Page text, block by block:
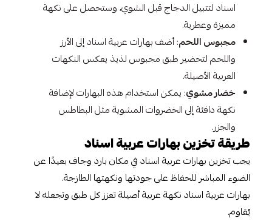
اسناد لتتبيل الدجاج قبل الشوي، وستحصل على نكهة
مميزة وعطرية.
مجبوس اللحم: أضف بهارات عربية اسناد إلى الأرز
واللحم لتحضير طبق مجبوس لذيذ يعكس النكهات
العربية الأصيلة.
خضار مشوي: يمكن استخدام هذه البهارات لإضافة
نكهة دافئة إلى الخضروات المشوية مثل البطاطس
والجزر.
طريقة تخزين بهارات عربية اسناد
يجب تخزين بهارات عربية اسناد في مكان بارد وجاف بعيدًا عن
الضوء المباشر للحفاظ على جودتها ونكهتها الطازجة.
بهارات عربية اسناد نكهة عربية أصيلة تعزز كل طبق وتجعله لا
يُقاوم.